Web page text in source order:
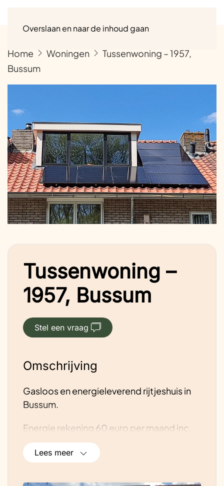
Overslaan en naar de inhoud gaan
Home Woningen
Tussenwoning – 1957,
Bussum
Tussenwoning –
1957, Bussum
Stel een vraag
Omschrijving
Gasloos en energieleverend rijtjeshuis in
Bussum.
Energie rekening 60 euro per maand inc.
electra voor de electrische auto.
Zelfs na salderen zal ik niet meer gaan
Lees meer